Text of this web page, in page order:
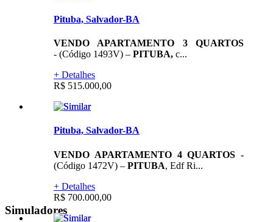
Pituba, Salvador-BA
VENDO APARTAMENTO 3 QUARTOS
- (Código 1493V) – PITUBA, c...
+ Detalhes
R$ 515.000,00
Pituba, Salvador-BA
VENDO APARTAMENTO 4 QUARTOS -
(Código 1472V) – PITUBA, Edf Ri...
+ Detalhes
R$ 700.000,00
Simuladores